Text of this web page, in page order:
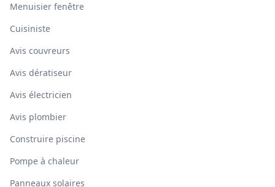
Menuisier fenêtre
Cuisiniste
Avis couvreurs
Avis dératiseur
Avis électricien
Avis plombier
Construire piscine
Pompe à chaleur
Panneaux solaires